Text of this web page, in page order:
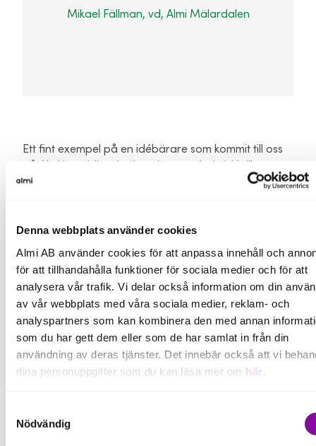
Denna webbplats använder cookies
Almi AB använder cookies för att anpassa innehåll och
för att tillhandahålla funktioner för sociala medier och för att
analysera vår trafik. Vi delar också information om din
av vår webbplats med våra sociala medier, reklam- och
analyspartners som kan kombinera den med annan
som du har gett dem eller som de har samlat in från din
användning av deras tjänster. Det innebär också att vi
dina personuppgifter som du kan läsa mer om här
delning av information enligt ovan, inte att ske, förutom för
som är nödvändiga för att hemsidan ska fungera se mer
Nödvändig
Mikael Fällman, vd, Almi Mälardalen
Ett fint exempel på en idébärare som kommit till oss
marknaden är Jenny Nilsson som är grundare till HR-
ohållbara mönster i arbetssituationer på
arbetsplatsen. Med smart teknologi och en sensor
som placeras på kroppen under arbetstid samlar
Zmartrest in data som kan mäta och hjälpa företag
att förstå när och i vilka arbetsprocesser till exempel
dold stress uppstår. Jenny Nilssons bakgrund är som
beteendevetare och hon fick genom oss på Almi i ett
tidigt skede både affärsrådgivning och finansiellt
stöd att sammanföra idén om beteendevetenskap
och modern teknik. Jenny menar, när hon tittar i
avgörande för att faktiskt kunna stegen framåt med